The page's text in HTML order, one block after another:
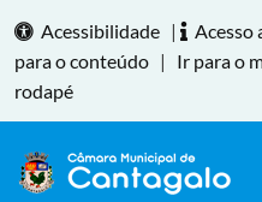
Acessibilidade | Acesso
para o conteúdo | Ir para o
rodapé